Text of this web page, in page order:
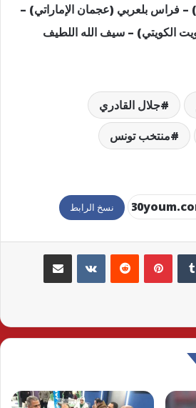
– فراس بلعربي (عجمان الإماراتي) –
الكويتي) – سيف الله اللطيف
جلال القادري
منتخب تونس
نسخ الرابط
بينتيريست مشاركة عبر البريد